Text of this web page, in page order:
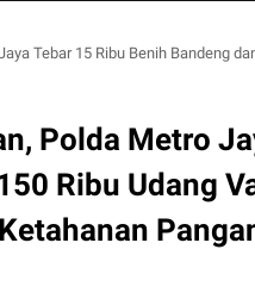
Tebar 15 Ribu Benih Bandeng
Polda Metro
Ribu Udang